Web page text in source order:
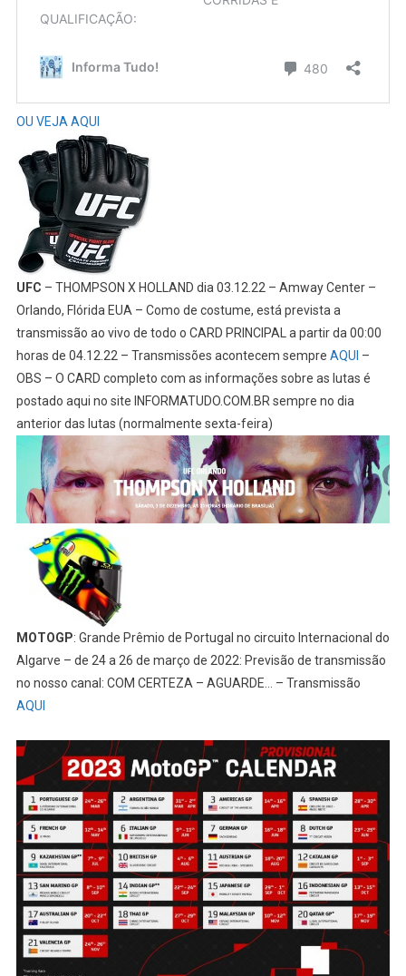
OU VEJA AQUI
UFC – THOMPSON X HOLLAND dia 03.12.22 – Amway Center –
Orlando, Flórida EUA – Como de costume, está prevista a
transmissão ao vivo de todo o CARD PRINCIPAL a partir da 00:00
horas de 04.12.22 – Transmissões acontecem sempre AQUI –
OBS – O CARD completo com as informações sobre as lutas é
postado aqui no site INFORMATUDO.COM.BR sempre no dia
anterior das lutas (normalmente sexta-feira)
MOTOGP: Grande Prêmio de Portugal no circuito Internacional do
Algarve – de 24 a 26 de março de 2022: Previsão de transmissão
no nosso canal: COM CERTEZA – AGUARDE… – Transmissão
AQUI